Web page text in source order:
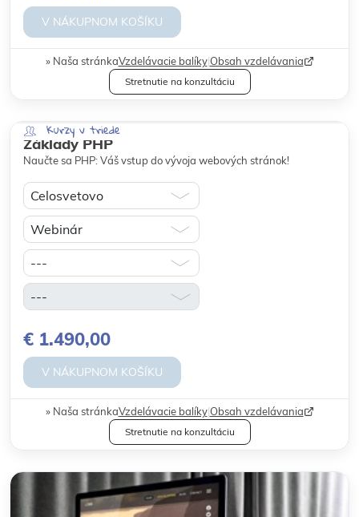
V NÁKUPNOM KOŠÍKU
Naša stránkaVzdelávacie balíky|Obsah vzdelávania
Stretnutie na konzultáciu
Kurzy v triede
Základy PHP
Naučte sa PHP: Váš vstup do vývoja webových stránok!
€ 1.490,00
V NÁKUPNOM KOŠÍKU
Naša stránkaVzdelávacie balíky|Obsah vzdelávania
Stretnutie na konzultáciu